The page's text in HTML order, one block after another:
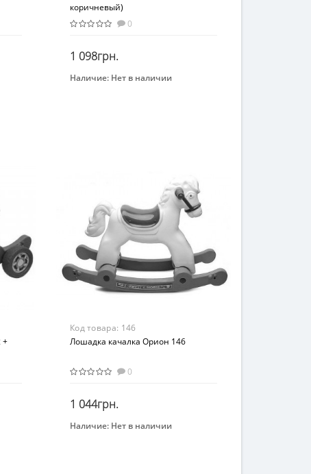
коричневый)
0
1 098грн.
Закончился
Наличие: Нет в наличии
+
Код товара: 146
Лошадка качалка Орион 146
0
1 044грн.
Закончился
Наличие: Нет в наличии